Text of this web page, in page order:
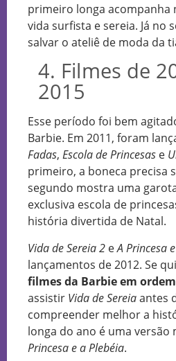
primeiro longa acompanha
vida surfista e sereia. Já no
salvar o ateliê de moda da
4. Filmes de
2015
Esse período foi bem
Barbie. Em 2011, foram
Fadas, Escola de Princesas e
primeiro, a boneca precisa
segundo mostra uma
exclusiva escola de
história divertida de Natal.
Vida de Sereia 2 eA Princesa
lançamentos de 2012. Se
filmes da Barbie em ordem
assistir Vida de Sereiaantes
compreender melhor a
longa do ano é uma versão
Princesa e a Plebéia.